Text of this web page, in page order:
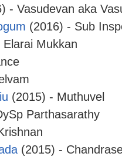
- Vasudevan aka
(2016) - Sub
Mukkan
(2015) - Muthuvel
Parthasarathy
(2015) -